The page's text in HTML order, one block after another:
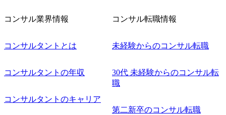
則により就業時間内の喫煙を全面的に禁止 ・禁煙サポート
制度あり オンライン ● 必須要件 以下いずれかのご経験をお
件定義～基本設計など上流経験2年以上 ・PMO経験2年以上
工程の経験 ・サブリーダー以上のマネジメント経験 ・お客
様との折衝経験、交渉経験 ・組織課題に対して主体的に業
務改善に取り組まれたご経験 ・アジャイル/スクラムへの興
味関心 ● 求める人物像 ・リーダーシップが取れる方/一人称
で主体的に動ける方 ・年齢にこだわらず、アドバイスを素
コンサル業界情報
コンサルタントとは
コンサルタントの年収
コンサルタントのキャリア
コンサル転職情報
未経験からのコンサル転職
30代 未経験からのコンサル転
職
第二新卒のコンサル転職